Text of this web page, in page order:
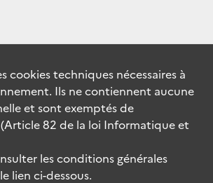
cookiestechniques nécessaires à
Ils ne contiennent aucune
et sont exemptés de
82 de la loi Informatique et
les conditions générales
lien ci-dessous.